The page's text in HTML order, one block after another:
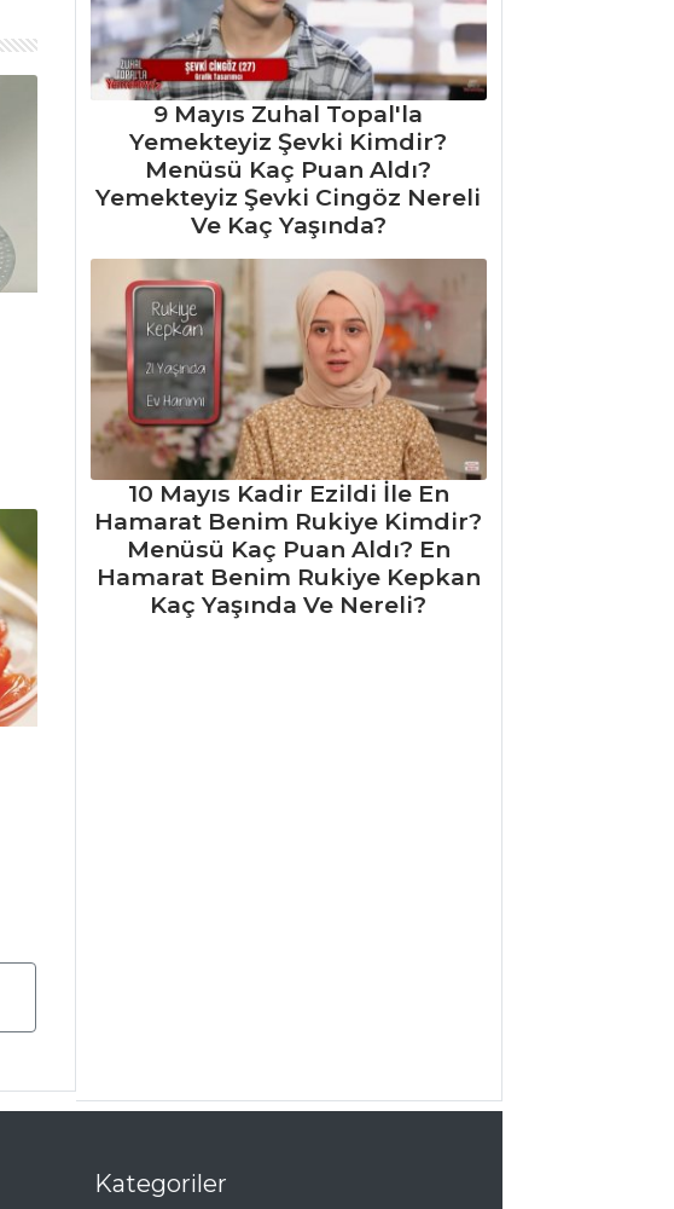
9 Mayıs Zuhal Topal'la
Yemekteyiz Şevki Kimdir?
Menüsü Kaç Puan Aldı?
Yemekteyiz Şevki Cingöz Nereli
Ve Kaç Yaşında?
10 Mayıs Kadir Ezildi İle En
Hamarat Benim Rukiye Kimdir?
Menüsü Kaç Puan Aldı? En
Hamarat Benim Rukiye Kepkan
Kaç Yaşında Ve Nereli?
Kategoriler